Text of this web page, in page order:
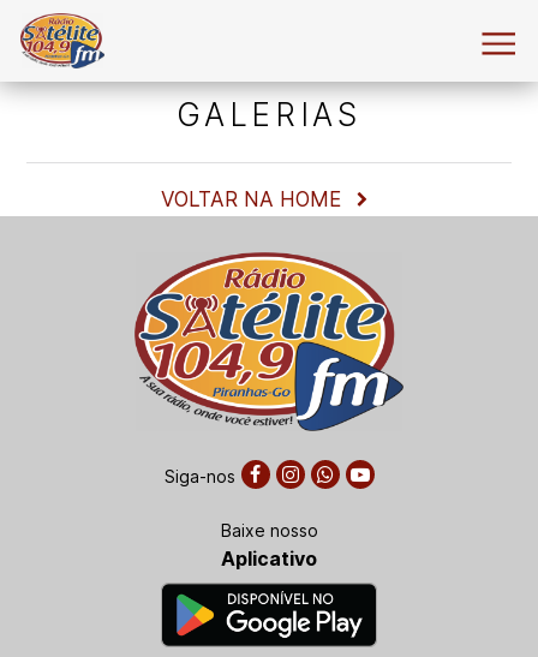
GALERIAS
VOLTAR NA HOME
Siga-nos
Baixe nosso
Aplicativo